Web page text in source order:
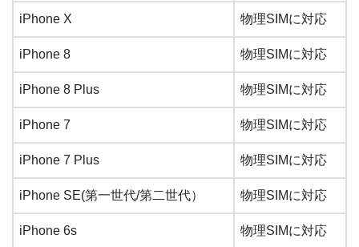
iPhone X 物理SIMに対応
iPhone 8 物理SIMに対応
iPhone 8 Plus 物理SIMに対応
iPhone 7 物理SIMに対応
iPhone 7 Plus 物理SIMに対応
iPhone SE(第一世代/第二世代） 物理SIMに対応
iPhone 6s 物理SIMに対応